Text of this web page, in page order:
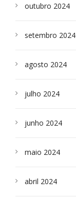
outubro 2024
setembro 2024
agosto 2024
julho 2024
junho 2024
maio 2024
abril 2024